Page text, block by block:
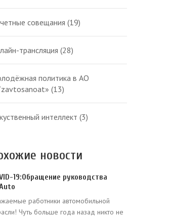
совещания (19)
трансляция (28)
политика в АО
(13)
интеллект (3)
новости
19:Обращение руководства
работники автомобильной
Чуть больше года назад никто не